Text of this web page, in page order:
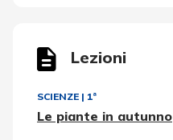
Lezioni
SCIENZE | 1ª
Le piante in autunno